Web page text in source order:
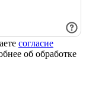
согласие
об обработке